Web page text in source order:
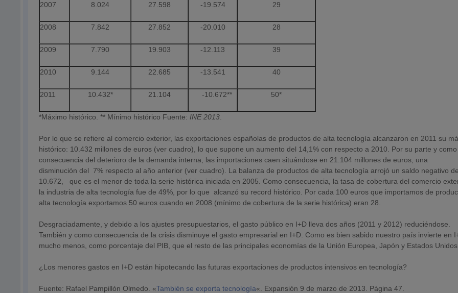
2007 8.024 27.598 -19.574 29
2008 7.842 27.852 -20.010 28
2009 7.790 19.903 -12.113 39
2010 9.144 22.685 -13.541 40
2011 10.432* 21.104 -10.672** 50*
*Máximo histórico. ** Mínimo histórico Fuente: INE 2013
Por lo que se refiere al comercio exterior, las exportaciones españolas de productos de alta tecnología alcanzaron en 2011 su
histórico: 10.432 millones de euros (ver cuadro), lo que supone un aumento del 14,1% con respecto a 2010. Por su parte y como
consecuencia del deterioro de la demanda interna, las importaciones caen situándose en 21.104 millones de euros, una
disminución del 7% respecto al año anterior (ver cuadro). La balanza de productos de alta tecnología arrojó un saldo negativo de
10.672, que es el menor de toda la serie histórica iniciada en 2005. Como consecuencia, la tasa de cobertura del comercio
la industria de alta tecnología fue de 49%, por lo que alcanzó su record histórico. Por cada 100 euros que importamos de
alta tecnología exportamos 50 euros cuando en 2008 (mínimo de cobertura de la serie histórica) eran 28.
Desgraciadamente, y debido a los ajustes presupuestarios, el gasto público en I+D lleva dos años (2011 y 2012) reduciéndose.
También y como consecuencia de la crisis disminuye el gasto empresarial en I+D. Como es bien sabido nuestro país invierte en
mucho menos, como porcentaje del PIB, que el resto de las principales economías de la Unión Europea, Japón y Estados Unidos.
¿Los menores gastos en I+D están hipotecando las futuras exportaciones de productos intensivos en tecnología?
Fuente: Rafael Pampillón Olmedo. «También se exporta tecnología«. Expansión 9 de marzo de 2013. Página 47.